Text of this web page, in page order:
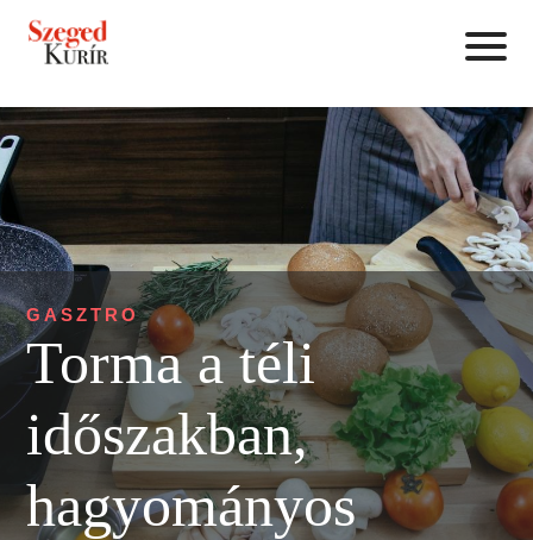
GASZTRO
Torma a téli
időszakban,
hagyományos